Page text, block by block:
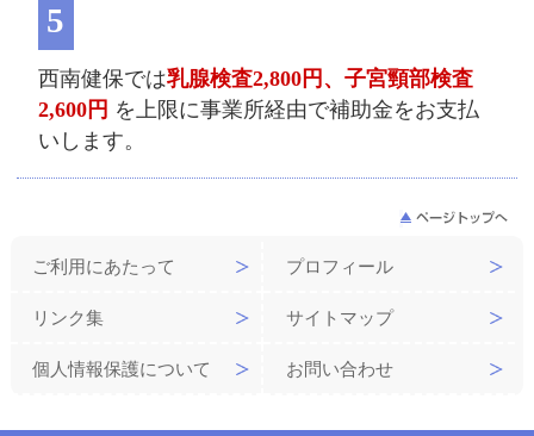
5
西南健保では乳腺検査2,800円、子宮頸部検査
2,600円 を上限に事業所経由で補助金をお支払
いします。
ご利用にあたって プロフィール
リンク集 サイトマップ
個人情報保護について お問い合わせ